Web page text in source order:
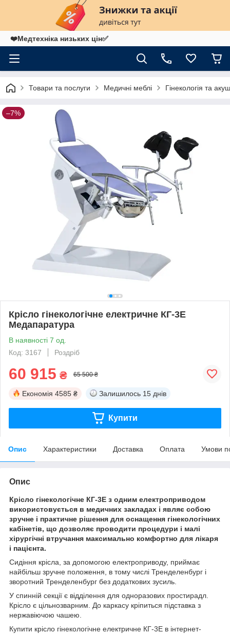
❤️Медтехніка низьких цін✅
Товари та послуги Медичні меблі Гінекологія та
–7%
Крісло гінекологічне електричне КГ-3Е
Медапаратура
В наявності 7 од.
Код: 3167
Роздріб
60 915 ₴ 65 500 ₴
Економія 4585 ₴ Залишилось 15 днів
Купити
Опис Характеристики Доставка Оплата Умови
Опис
Крісло гінекологічне КГ-3Е з одним електроприводом
використовується в медичних закладах і являє собою
зручне і практичне рішення для оснащення гінекологічних
кабінетів, що дозволяє проводити процедури і малі
хірургічні втручання максимально комфортно для лікаря
і пацієнта.
Сидіння крісла, за допомогою електроприводу, приймає
найбільш зручне положення, в тому числі Тренделенбург і
зворотний Тренделенбург без додаткових зусиль.
У спинній секції є відділення для одноразових простирадл.
Крісло є цільнозварним. До каркасу кріпиться підставка з
нержавіючою чашею.
Купити крісло гінекологічне електричне КГ-3Е в інтернет-